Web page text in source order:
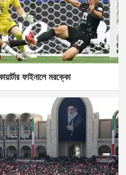
ফাইনালে মরক্কো